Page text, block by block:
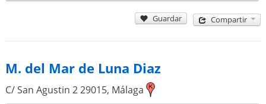
Guardar Compartir
M. del Mar de Luna Diaz
C/ San Agustin 229015, Málaga